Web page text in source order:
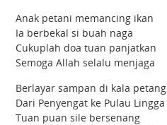
Anak petani memancing ikan
Ia berbekal si buah naga
Cukuplah doa tuan panjatkan
Semoga Allah selalu menjaga
Berlayar sampan di kala petang
Dari Penyengat ke Pulau Lingga
Tuan puan sile bersenang